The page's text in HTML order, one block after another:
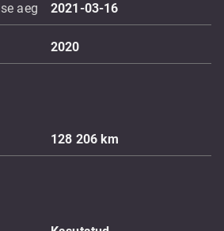
aeg 2021-03-16
2020
128 206km